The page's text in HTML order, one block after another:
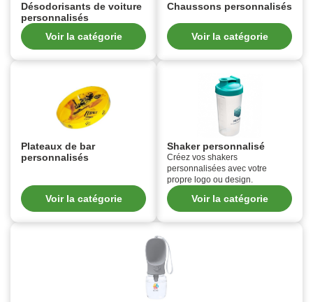
Désodorisants de voiture
personnalisés
Voir la catégorie
Chaussons personnalisés
Voir la catégorie
Plateaux de bar
personnalisés
Voir la catégorie
Shaker personnalisé
Créez vos shakers
personnalisées avec votre
propre logo ou design.
Voir la catégorie